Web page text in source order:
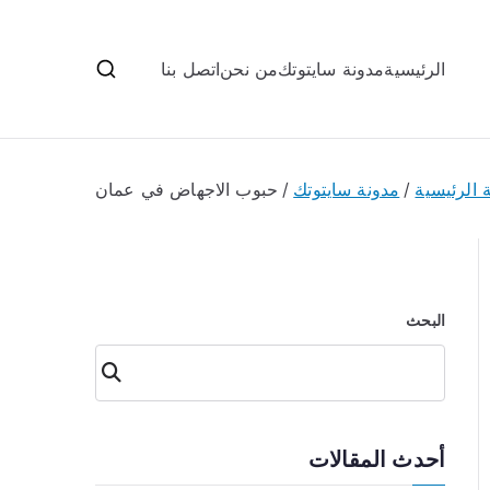
الرئيسيةمدونة سايتوتكمن نحناتصل بنا
الرئيسية مدونة سايتوتك حبوب الاجهاض في عمان
البحث
البحث
أحدث المقالات